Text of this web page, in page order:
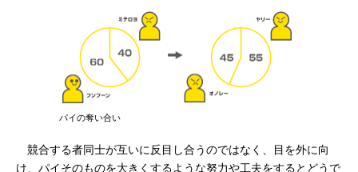
パイの奪い合い
競合する者同士が互いに反目し合うのではなく、目を外に向
け、パイそのものを大きくするような努力や工夫をするとどうで